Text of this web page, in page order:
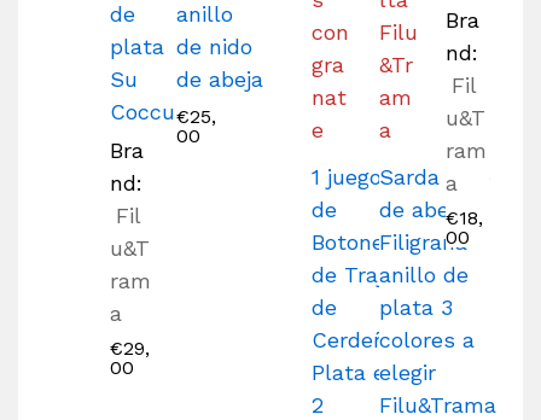
de
plata
Su
Coccu
Bra
nd:
Fil
u&T
ram
a
€29,
00
anillo
de nido
de abeja
€25,
00
1 juego
de
Botones
de Traje
de
Cerdeña
Plata en
2
Sarda nido
de abeja
Filigrana
anillo de
plata 3
colores a
elegir
Filu&Trama
Bra
nd:
Fil
u&T
ram
a
€18,
00